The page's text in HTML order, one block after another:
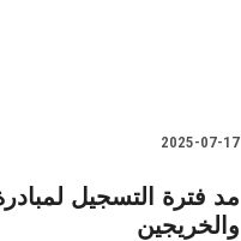
2025-07-17
مد فترة التسجيل
والخريجين